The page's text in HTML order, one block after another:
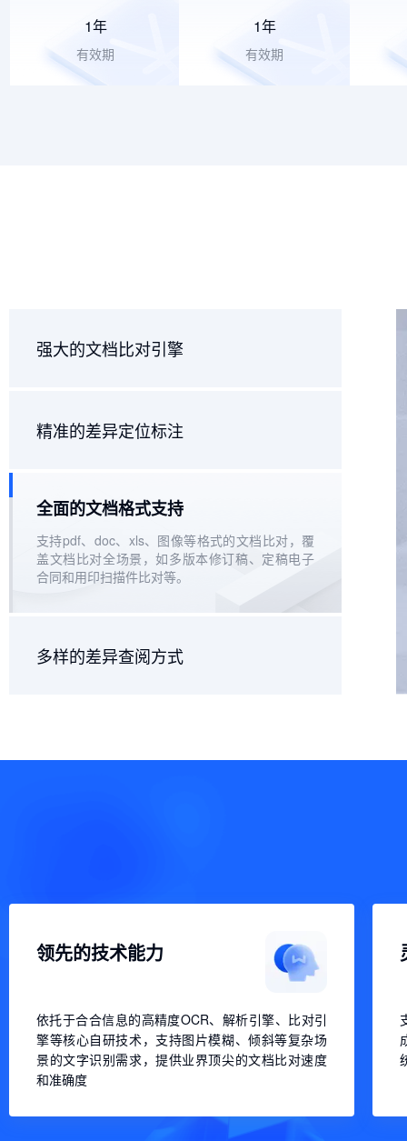
1年
有效期
1年
有效期
强大的文档比对引擎
精准的差异定位标注
全面的文档格式支持
支持pdf、doc、xls、图像等格式的文档比对，覆
盖文档比对全场景，如多版本修订稿、定稿电子
合同和用印扫描件比对等。
多样的差异查阅方式
领先的技术能力
依托于合合信息的高精度OCR、解析引擎、比对引
擎等核心自研技术，支持图片模糊、倾斜等复杂场
景的文字识别需求，提供业界顶尖的文档比对速度
和准确度